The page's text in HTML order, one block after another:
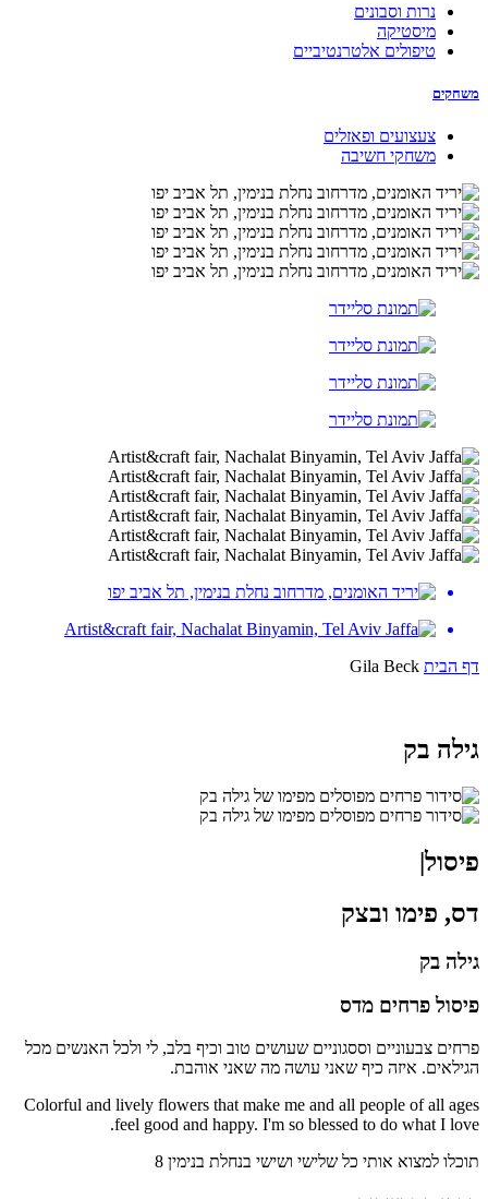
נרות וסבונים
מיסטיקה
טיפולים אלטרנטיביים
משחקים
צעצועים ופאזלים
משחקי חשיבה
דף הבית Gila Beck
גילה בק
פיסול|
דס, פימו ובצק
גילה בק
פיסול פרחים מדס
פרחים צבעוניים וססגוניים שעושים טוב וכיף בלב, לי ולכל האנשים מכל
הגילאים. איזה כיף שאני עושה מה שאני אוהבת.
Colorful and lively flowers that make me and all people of all ages
feel good and happy. I'm so blessed to do what I love.
תוכלו למצוא אותי כל שלישי ושישי בנחלת בנימין 8